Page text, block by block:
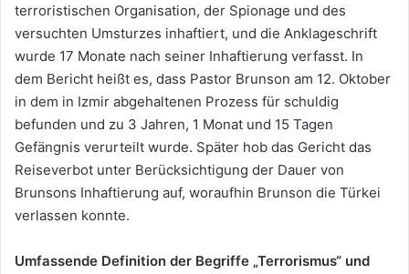
terroristischen Organisation, der Spionage und des
versuchten Umsturzes inhaftiert, und die Anklageschrift
wurde 17 Monate nach seiner Inhaftierung verfasst. In
dem Bericht heißt es, dass Pastor Brunson am 12. Oktober
in dem in Izmir abgehaltenen Prozess für schuldig
befunden und zu 3 Jahren, 1 Monat und 15 Tagen
Gefängnis verurteilt wurde. Später hob das Gericht das
Reiseverbot unter Berücksichtigung der Dauer von
Brunsons Inhaftierung auf, woraufhin Brunson die Türkei
verlassen konnte.
Umfassende Definition der Begriffe „Terrorismus“ und